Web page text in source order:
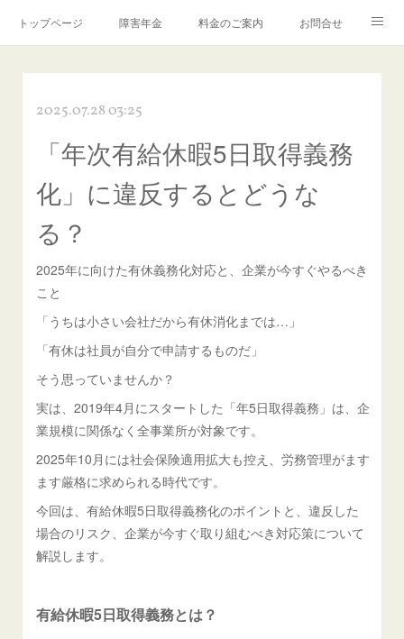
トップページ 障害年金 料金のご案内 お問合せ
2025.07.28 03:25
「年次有給休暇5日取得義務
化」に違反するとどうな
る？
2025年に向けた有休義務化対応と、企業が今すぐやるべき
こと
「うちは小さい会社だから有休消化までは…」
「有休は社員が自分で申請するものだ」
そう思っていませんか？
実は、2019年4月にスタートした「年5日取得義務」は、企
業規模に関係なく全事業所が対象です。
2025年10月には社会保険適用拡大も控え、労務管理がます
ます厳格に求められる時代です。
今回は、有給休暇5日取得義務化のポイントと、違反した
場合のリスク、企業が今すぐ取り組むべき対応策について
解説します。
有給休暇5日取得義務とは？